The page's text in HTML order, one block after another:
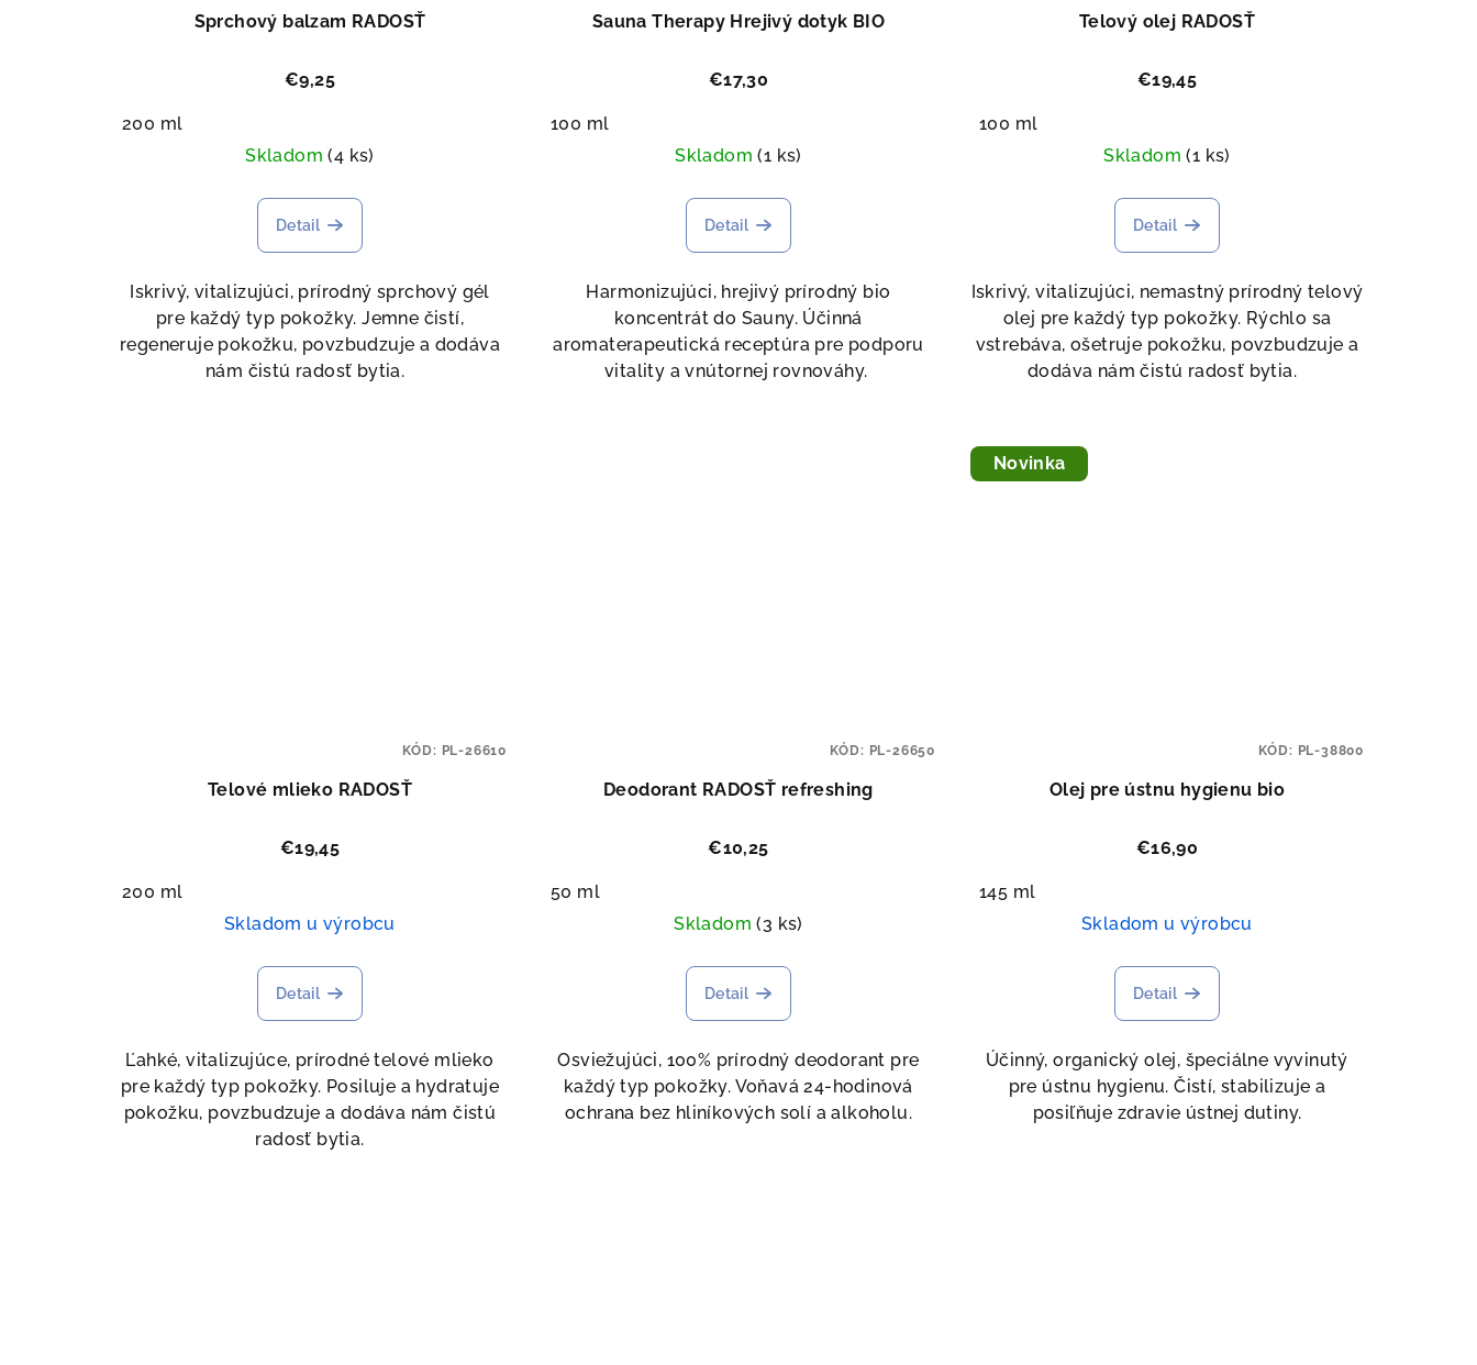
Sprchový balzam RADOSŤ
€9,25
200 ml
Skladom(4 ks)
Detail
Iskrivý, vitalizujúci, prírodný sprchový gél
pre každý typ pokožky. Jemne čistí,
regeneruje pokožku, povzbudzuje a dodáva
nám čistú radosť bytia.
Sauna Therapy Hrejivý dotyk BIO
€17,30
100 ml
Skladom(1 ks)
Detail
Harmonizujúci, hrejivý prírodný bio
koncentrát do Sauny. Účinná
aromaterapeutická receptúra pre podporu
vitality a vnútornej rovnováhy.
Telový olej RADOSŤ
€19,45
100 ml
Skladom(1 ks)
Detail
Iskrivý, vitalizujúci, nemastný prírodný telový
olej pre každý typ pokožky. Rýchlo sa
vstrebáva, ošetruje pokožku, povzbudzuje a
dodáva nám čistú radosť bytia.
Telové mlieko RADOSŤ
€19,45
200 ml
Skladom u výrobcu
Detail
Ľahké, vitalizujúce, prírodné telové mlieko
pre každý typ pokožky. Posiluje a hydratuje
pokožku, povzbudzuje a dodáva nám čistú
radosť bytia.
KÓD: PL-26610
Deodorant RADOSŤ refreshing
€10,25
50 ml
Skladom(3 ks)
Detail
Osviežujúci, 100% prírodný deodorant pre
každý typ pokožky. Voňavá 24-hodinová
ochrana bez hliníkových solí a alkoholu.
KÓD: PL-26650
Novinka
Olej pre ústnu hygienu bio
€16,90
145 ml
Skladom u výrobcu
Detail
Účinný, organický olej, špeciálne vyvinutý
pre ústnu hygienu. Čistí, stabilizuje a
posiľňuje zdravie ústnej dutiny.
KÓD: PL-38800